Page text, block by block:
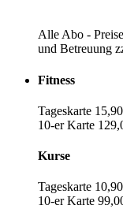
Alle Abo -
und Betreuung
Fitness
Tageskarte
10-er Karte
Kurse
Tageskarte
10-er Karte